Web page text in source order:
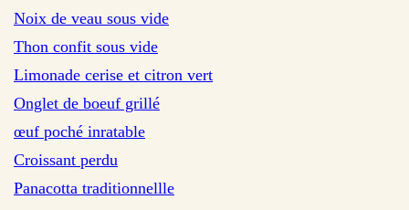
Noix de veau sous vide
Thon confit sous vide
Limonade cerise et citron vert
Onglet de boeuf grillé
œuf poché inratable
Croissant perdu
Panacotta traditionnellle